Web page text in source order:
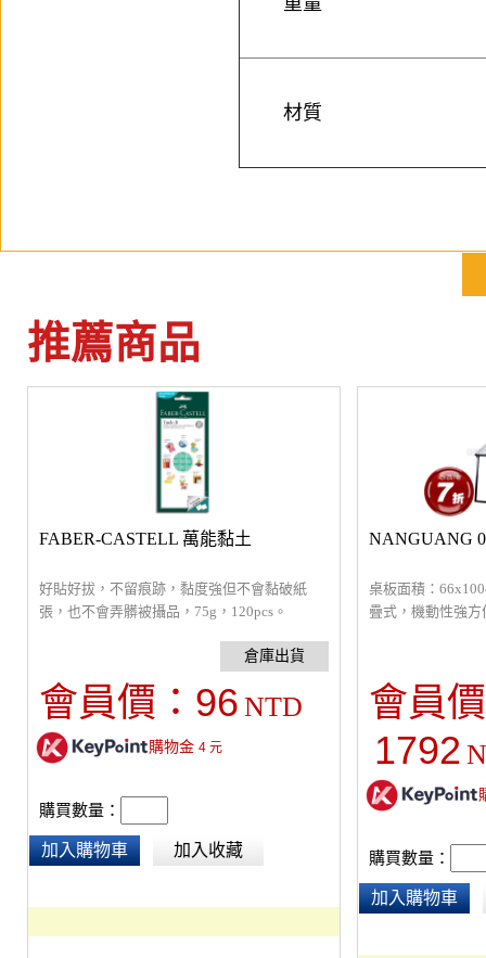
材質
推薦商品
FABER-CASTELL 萬能黏土
好貼好拔，不留痕跡，黏度強但不會黏破紙
張，也不會弄髒被攝品，75g，120pcs。
會員價： 96 NTD
購物金 4元
購買數量：
加入購物車 加入收藏
NANGUANG
桌板面積：
疊式，機動性強
會員
1792
購買數量：
加入購物車